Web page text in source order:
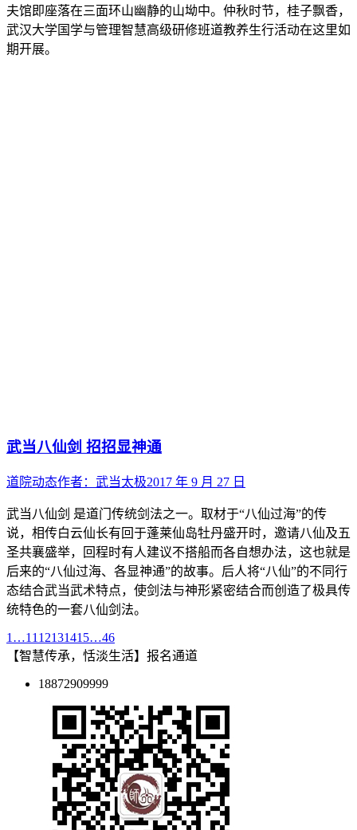
夫馆即座落在三面环山幽静的山坳中。仲秋时节，桂子飘香，
武汉大学国学与管理智慧高级研修班道教养生行活动在这里如
期开展。
武当八仙剑 招招显神通
道院动态作者： 武当太极2017 年 9 月 27 日
武当八仙剑 是道门传统剑法之一。取材于“八仙过海”的传
说，相传白云仙长有回于蓬莱仙岛牡丹盛开时，邀请八仙及五
圣共襄盛举，回程时有人建议不搭船而各自想办法，这也就是
后来的“八仙过海、各显神通”的故事。后人将“八仙”的不同行
态结合武当武术特点，使剑法与神形紧密结合而创造了极具传
统特色的一套八仙剑法。
1 …11 12131415…46
【智慧传承，恬淡生活】报名通道
18872909999